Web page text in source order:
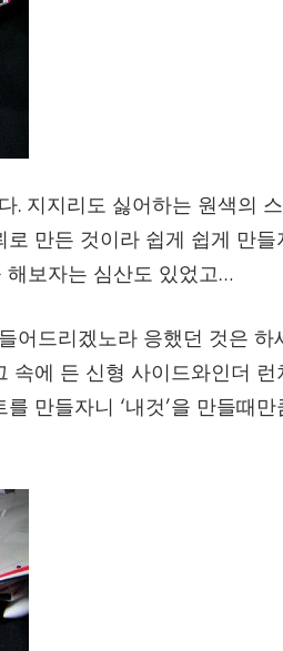
. 지지리도 싫어하는 원색의
만든 것이라 쉽게 쉽게 만
해보자는 심산도 있었고…
어드리겠노라 응했던 것은 하
속에 든 신형 사이드와인더
만들자니 ‘내것’을 만들때